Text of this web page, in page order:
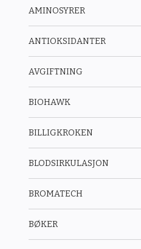
AMINOSYRER
ANTIOKSIDANTER
AVGIFTNING
BIOHAWK
BILLIGKROKEN
BLODSIRKULASJON
BROMATECH
BØKER